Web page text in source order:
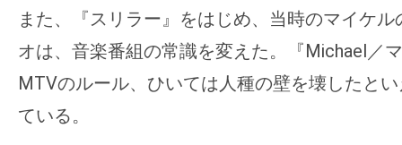
また、『スリラー』をはじめ、当時のマイケ
オは、音楽番組の常識を変えた。『Michael／
MTVのルール、ひいては人種の壁を壊したと
ている。